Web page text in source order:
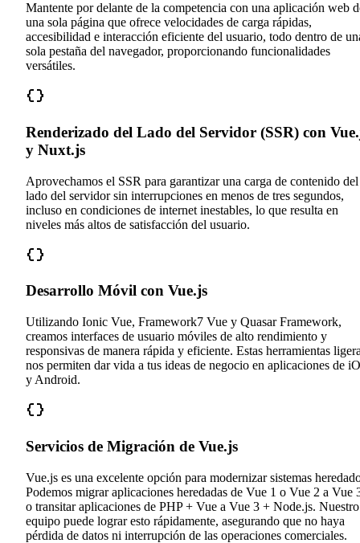
Mantente por delante de la competencia con una aplicación web
una sola página que ofrece velocidades de carga rápidas,
accesibilidad e interacción eficiente del usuario, todo dentro de
sola pestaña del navegador, proporcionando funcionalidades
versátiles.
Renderizado del Lado del Servidor (SSR) con
y Nuxt.js
Aprovechamos el SSR para garantizar una carga de contenido del
lado del servidor sin interrupciones en menos de tres segundos,
incluso en condiciones de internet inestables, lo que resulta en
niveles más altos de satisfacción del usuario.
Desarrollo Móvil con Vue.js
Utilizando Ionic Vue, Framework7 Vue y Quasar Framework,
creamos interfaces de usuario móviles de alto rendimiento y
responsivas de manera rápida y eficiente. Estas herramientas
nos permiten dar vida a tus ideas de negocio en aplicaciones de
y Android.
Servicios de Migración de Vue.js
Vue.js es una excelente opción para modernizar sistemas
Podemos migrar aplicaciones heredadas de Vue 1 o Vue 2 a Vue
o transitar aplicaciones de PHP + Vue a Vue 3 + Node.js. Nuestro
equipo puede lograr esto rápidamente, asegurando que no haya
pérdida de datos ni interrupción de las operaciones comerciales.